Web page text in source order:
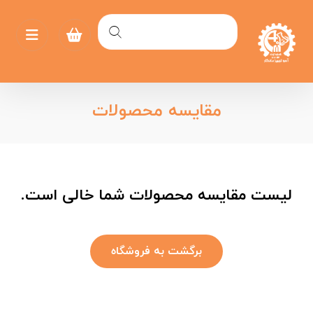
مقایسه محصولات
لیست مقایسه محصولات شما خالی است.
برگشت به فروشگاه